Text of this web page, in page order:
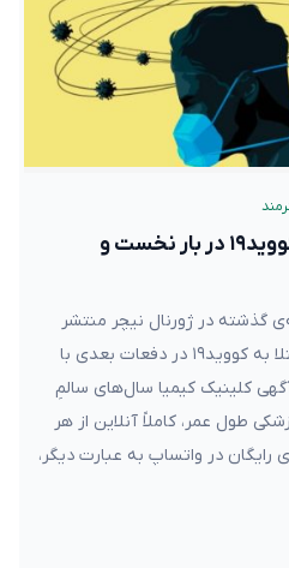
ارتباط میان شدت بیماری کووید۱۹ در بار نخست و
گذشته در ژورنال نیچر منتشر
شده، نشان می‌دهد که شدت ابتلا به کووید۱۹ در دفعات بعدی با
کلینیک کیمیا سال‌های سالمِ
طول عمر، کاملاً آنلاین از هر
مشاورهٔ ۱۵ دقیقه‌ای رایگان در واتساپ به عبارت دیگر،